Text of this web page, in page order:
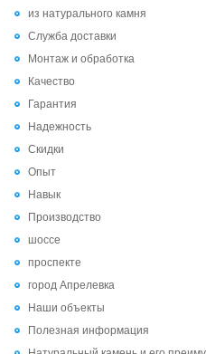
из натурального камня
Служба доставки
Монтаж и обработка
Качество
Гарантия
Надежность
Скидки
Опыт
Навык
Производство
шоссе
проспекте
город Апрелевка
Наши объекты
Полезная информация